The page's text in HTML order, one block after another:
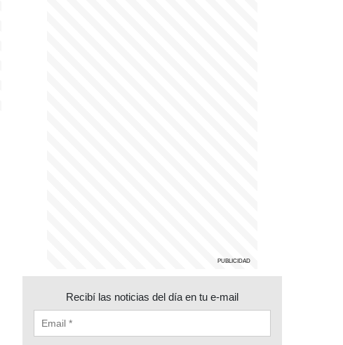
Recibí las noticias del día en tu e-mail